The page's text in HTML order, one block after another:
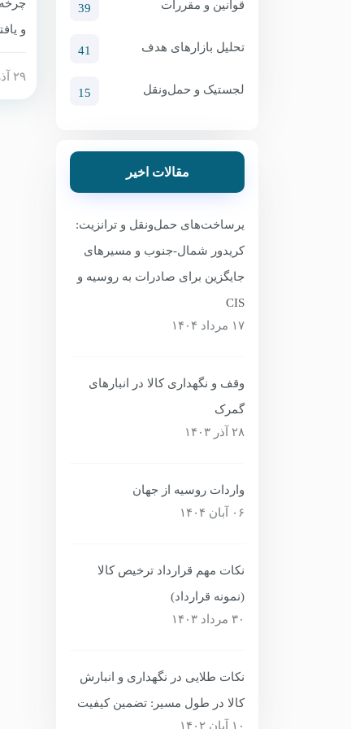
قوانین و مقررات 39
تحلیل بازارهای هدف 41
لجستیک و حمل‌ونقل 15
مقالات اخیر
یرساخت‌های حمل‌ونقل و ترانزیت:
کریدور شمال-جنوب و مسیرهای
جایگزین برای صادرات به روسیه و
CIS
۱۷ مرداد ۱۴۰۴
وقف و نگهداری کالا در انبارهای
گمرک
۲۸ آذر ۱۴۰۳
واردات روسیه از جهان
۰۶ آبان ۱۴۰۴
نکات مهم قرارداد ترخیص کالا
(نمونه قرارداد)
۳۰ مرداد ۱۴۰۳
نکات طلایی در نگهداری و انبارش
کالا در طول مسیر: تضمین کیفیت
۱۰ آبان ۱۴۰۲
۲۹ آذر ۱۴۰۲